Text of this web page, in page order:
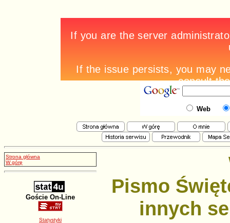
Web
Strona główna
W górę
Goście On-Line
Statystyki
Pismo
innych